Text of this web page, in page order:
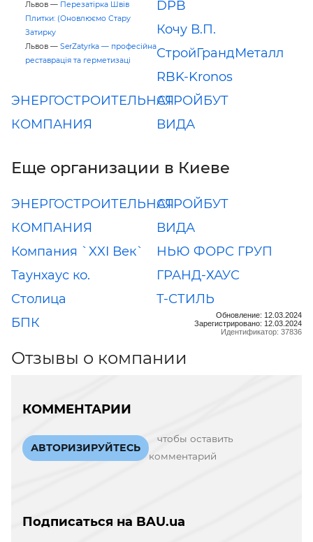
Львов — Перезатірка Швів
Плитки: (Оновлюємо Стару
Затирку
Львов — SerZatyrka — професійна
реставрація та герметизаці
DPB
Кочу В.П.
СтройГрандМеталл
RBK-Kronos
ЭНЕРГОСТРОИТЕЛЬНАЯ
КОМПАНИЯ
СТРОЙБУТ
ВИДА
Еще организации в Киеве
ЭНЕРГОСТРОИТЕЛЬНАЯ
КОМПАНИЯ
СТРОЙБУТ
ВИДА
Компания `XXI Век`
НЬЮ ФОРС ГРУП
Таунхаус ко.
ГРАНД-ХАУС
Столица
Т-СТИЛЬ
БПК
Обновление: 12.03.2024
Зарегистрировано: 12.03.2024
Идентификатор: 37836
Отзывы о компании
КОММЕНТАРИИ
АВТОРИЗИРУЙТЕСЬ
чтобы оставить
комментарий
Подписаться на BAU.ua